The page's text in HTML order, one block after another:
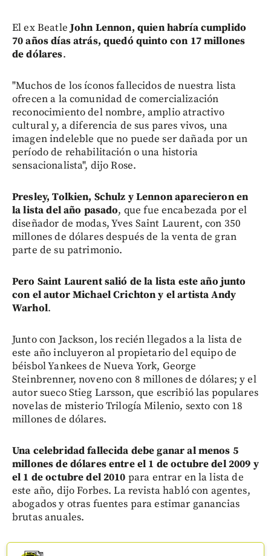
El ex BeatleJohn Lennon, quien habría cumplido
70 años días atrás, quedó quinto con 17 millones
de dólares.
"Muchos de los íconos fallecidos de nuestra lista
ofrecen a la comunidad de comercialización
reconocimiento del nombre, amplio atractivo
cultural y, a diferencia de sus pares vivos, una
imagen indeleble que no puede ser dañada por un
período de rehabilitación o una historia
sensacionalista", dijo Rose.
Presley, Tolkien, Schulz y Lennon aparecieron en
la lista del año pasado, que fue encabezada por el
diseñador de modas, Yves Saint Laurent, con 350
millones de dólares después de la venta de gran
parte de su patrimonio.
Pero Saint Laurent salió de la lista este año junto
con el autor Michael Crichton y el artista Andy
Warhol.
Junto con Jackson, los recién llegados a la lista de
este año incluyeron al propietario del equipo de
béisbol Yankees de Nueva York, George
Steinbrenner, noveno con 8 millones de dólares; y el
autor sueco Stieg Larsson, que escribió las populares
novelas de misterio Trilogía Milenio, sexto con 18
millones de dólares.
Una celebridad fallecida debe ganar al menos 5
millones de dólares entre el 1 de octubre del 2009 y
el 1 de octubre del 2010 para entrar en la lista de
este año, dijo Forbes. La revista habló con agentes,
abogados y otras fuentes para estimar ganancias
brutas anuales.